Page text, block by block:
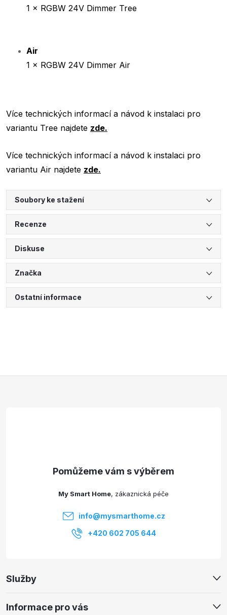
1 × RGBW 24V Dimmer Tree
Air
1 × RGBW 24V Dimmer Air
Více technických informací a návod k instalaci pro
variantu Tree najdete zde.
Více technických informací a návod k instalaci pro
variantu Air najdete zde.
Soubory ke stažení
Recenze
Diskuse
Značka
Ostatní informace
Služby
Informace pro vás
My Smart Home
info@mysmarthome.cz
+420 602 705 644